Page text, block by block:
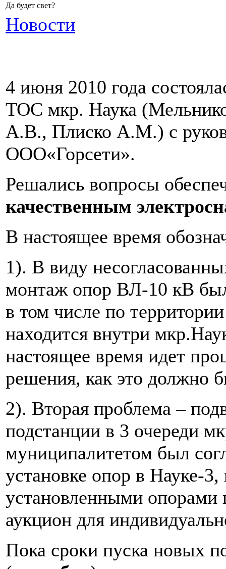
Да будет свет?
Новости
4 июня 2010 года
ТОС мкр. Наука
А.В., Плиско А.М.) с
ООО«Горсети».
Решались вопросы
качественным
В настоящее время
1). В виду
монтаж опор ВЛ-10 кВ
в том числе по
находится внутри
настоящее время идет
решения, как это должно
2). Вторая проблема –
подстанции в 3 очереди
муниципалитетом был
установке опор в Науке-
установленными опорами
аукцион для
Пока сроки пуска новых